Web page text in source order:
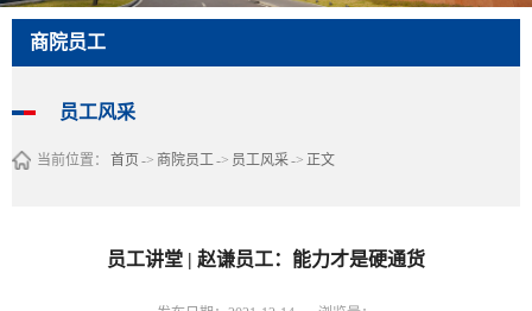
商院员工
员工风采
当前位置： 首页 -> 商院员工-> 员工风采-> 正文
员工讲堂 | 赵谦员工：能力才是硬通货